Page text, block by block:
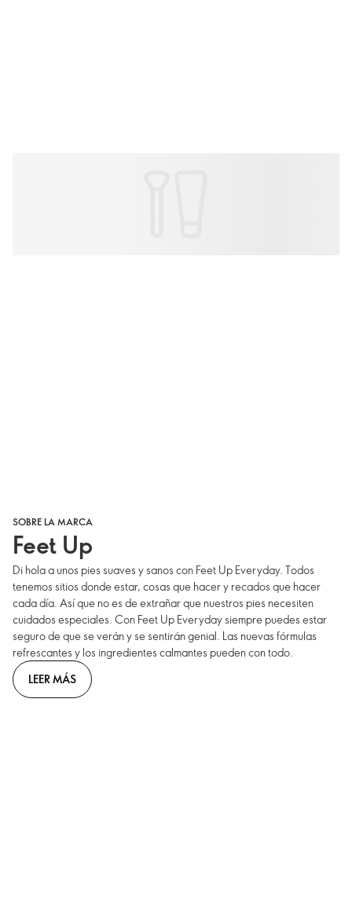
SOBRE LA MARCA
Feet Up
Di hola a unos pies suaves y sanos con Feet Up Everyday. Todos
tenemos sitios donde estar, cosas que hacer y recados que hacer
cada día. Así que no es de extrañar que nuestros pies necesiten
cuidados especiales. Con Feet Up Everyday siempre puedes estar
seguro de que se verán y se sentirán genial. Las nuevas fórmulas
refrescantes y los ingredientes calmantes pueden con todo.
LEER MÁS